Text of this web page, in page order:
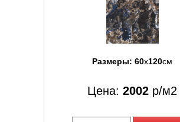
Размеры: 60x120см
Цена: 2002 р/м2